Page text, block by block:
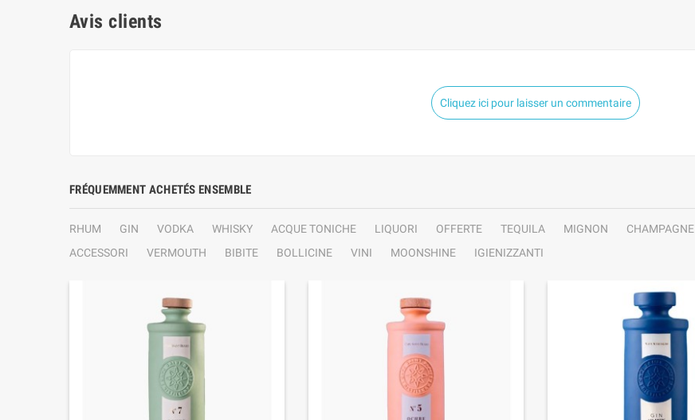
Avis clients
Cliquez ici pour laisser un commentaire
FRÉQUEMMENT ACHETÉS ENSEMBLE
RHUM GIN VODKA WHISKY ACQUE TONICHE LIQUORI OFFERTE TEQUILA MIGNON CHAMPAGNE
ACCESSORI
VERMOUTH BIBITE BOLLICINE VINI MOONSHINE IGIENIZZANTI